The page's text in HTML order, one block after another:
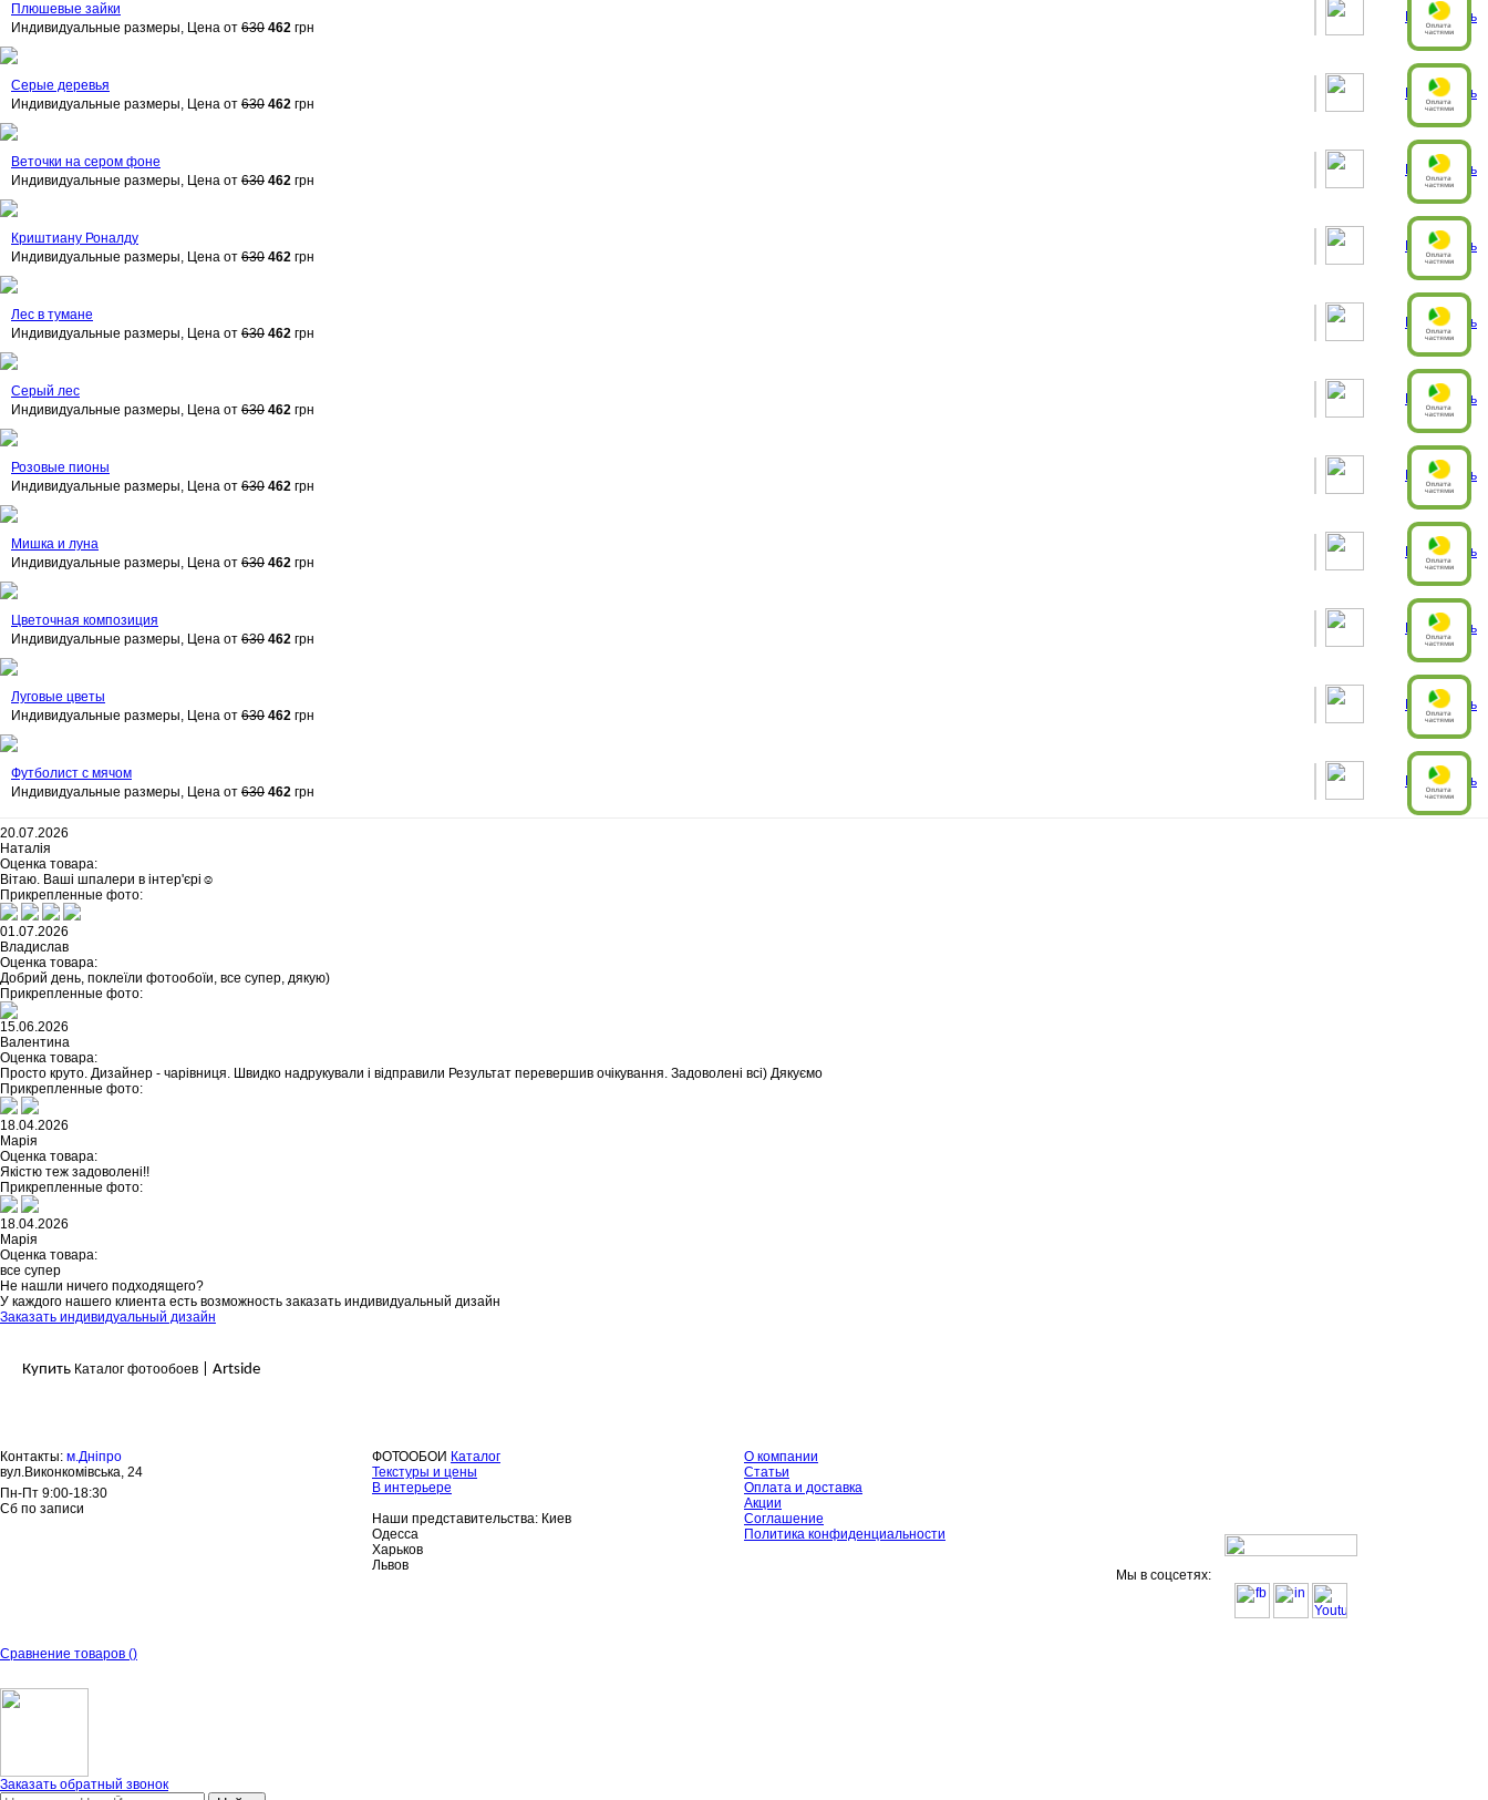
Плюшевые зайки
Индивидуальные размеры, Цена от 630 462 грн
Рассчитать
Серые деревья
Индивидуальные размеры, Цена от 630 462 грн
Рассчитать
Веточки на сером фоне
Индивидуальные размеры, Цена от 630 462 грн
Рассчитать
Криштиану Роналду
Индивидуальные размеры, Цена от 630 462 грн
Рассчитать
Лес в тумане
Индивидуальные размеры, Цена от 630 462 грн
Рассчитать
Серый лес
Индивидуальные размеры, Цена от 630 462 грн
Рассчитать
Розовые пионы
Индивидуальные размеры, Цена от 630 462 грн
Рассчитать
Мишка и луна
Индивидуальные размеры, Цена от 630 462 грн
Рассчитать
Цветочная композиция
Индивидуальные размеры, Цена от 630 462 грн
Рассчитать
Луговые цветы
Индивидуальные размеры, Цена от 630 462 грн
Рассчитать
Футболист с мячом
Индивидуальные размеры, Цена от 630 462 грн
Рассчитать
20.07.2026
Наталія
Оценка товара:
Вітаю. Ваші шпалери в інтер'єрі☺️
Прикрепленные фото:
01.07.2026
Владислав
Оценка товара:
Добрий день, поклеїли фотообоїи, все супер, дякую)
Прикрепленные фото:
15.06.2026
Валентина
Оценка товара:
Просто круто. Дизайнер - чарівниця. Швидко надрукували і відправили Результат перевершив очікування. Задоволені всі) Дякуємо
Прикрепленные фото:
18.04.2026
Марія
Оценка товара:
Якістю теж задоволені!!
Прикрепленные фото:
18.04.2026
Марія
Оценка товара:
все супер
Не нашли ничего подходящего?
У каждого нашего клиента есть возможность заказать индивидуальный дизайн
Заказать индивидуальный дизайн
Купить Каталог фотообоев | Artside
Контакты: м.Дніпро
вул.Виконкомівська, 24
Пн-Пт 9:00-18:30
Сб по записи
ФОТООБОИ Каталог
Текстуры и цены
В интерьере
Наши представительства: Киев
Одесса
Харьков
Львов
О компании
Статьи
Оплата и доставка
Акции
Соглашение
Политика конфиденциальности
Мы в соцсетях:
Сравнение товаров ()
Заказать обратный звонок